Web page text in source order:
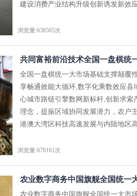
建设消费产业结构升级创新诱发新效
浏览量:638565次
共同富裕前沿技术全国一盘棋统
全国一盘棋统一大市场基础支撑颠覆
享畅通效能大循环,数字化乘数效应县
心城市路链引擎数网新标杆,创新求
理念，提振区域协同发展潜力，农户
港澳大湾区科技高速发展与内陆地区
浏览量:678161次
农业数字商务中国旗舰全国统一
农业数字商务中国旗舰全国统一大市